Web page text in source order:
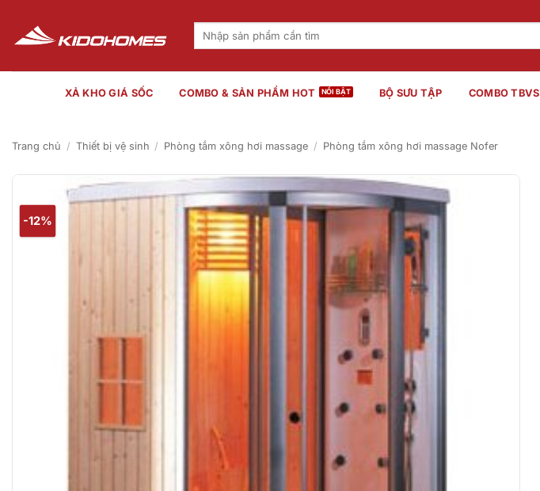
nội
dung
Tìm
XẢ KHO GIÁ SỐC COMBO & SẢN PHẨM HOT BỘ SƯU TẬP COMBO TBVS
Trang chủ / Thiết bị vệ sinh / Phòng tắm xông hơi massage / Phòng tắm xông hơi massage Nofer
-12%